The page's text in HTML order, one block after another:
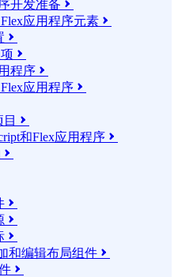
开发准备 
应用程序元素 


程序 
应用程序 

和Flex应用程序 




和编辑布局组件 
